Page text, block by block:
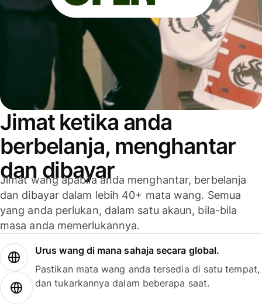
Jimat ketika anda
berbelanja, menghantar
dan dibayar
Jimat wang apabila anda menghantar, berbelanja
dan dibayar dalam lebih 40+ mata wang. Semua
yang anda perlukan, dalam satu akaun, bila-bila
masa anda memerlukannya.
Urus wang di mana sahaja secara global.
Pastikan mata wang anda tersedia di satu tempat,
dan tukarkannya dalam beberapa saat.